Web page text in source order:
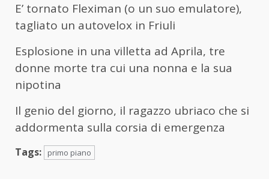
E’ tornato Fleximan (o un suo emulatore),
tagliato un autovelox in Friuli
Esplosione in una villetta ad Aprila, tre
donne morte tra cui una nonna e la sua
nipotina
Il genio del giorno, il ragazzo ubriaco che si
addormenta sulla corsia di emergenza
Tags: primo piano